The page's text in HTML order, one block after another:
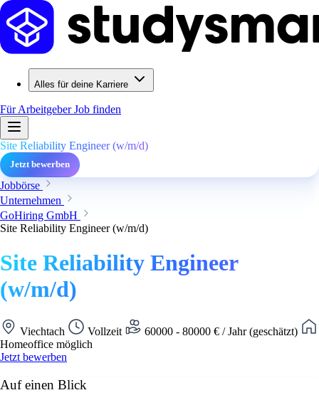
Alles für deine Karriere
Für ArbeitgeberJob finden
Site Reliability Engineer (w/m/d)
Jetzt bewerben
Jobbörse
Unternehmen
GoHiring GmbH
Site Reliability Engineer (w/m/d)
Site Reliability Engineer
(w/m/d)
Viechtach Vollzeit
60000 - 80000 € / Jahr (geschätzt)
Homeoffice möglich
Jetzt bewerben
Auf einen Blick